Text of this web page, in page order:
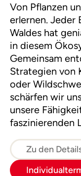
Von Pflanzen
erlernen. Jeder
Waldes hat
in diesem
Gemeinsam
Strategien von
oder
schärfen wir
unsere
faszinierenden
Nahrungssuche
uns am besten
Zu den